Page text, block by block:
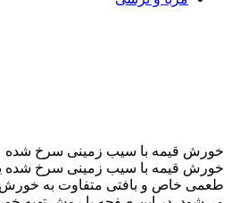
خورش قیمه با سیب‌ زمینی سرخ شده
خورش قیمه با سیب زمینی سرخ شده
طعمی خاص و بافتی متفاوت به خورش